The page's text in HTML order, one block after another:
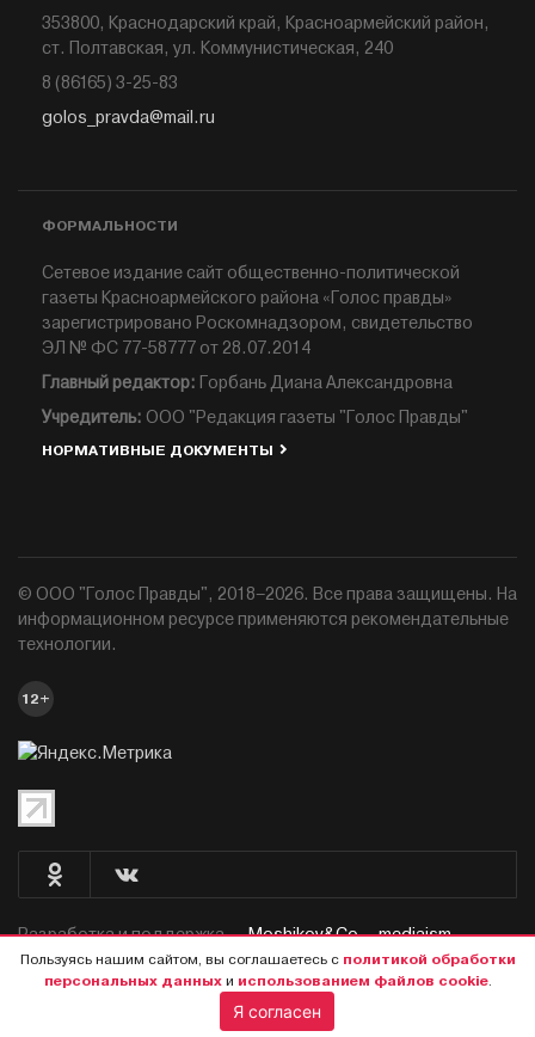
353800, Краснодарский край, Красноармейский район,
ст. Полтавская, ул. Коммунистическая, 240
8 (86165) 3-25-83
golos_pravda@mail.ru
ФОРМАЛЬНОСТИ
Сетевое издание сайт общественно-политической
газеты Красноармейского района «Голос правды»
зарегистрировано Роскомнадзором, свидетельство
ЭЛ № ФС 77-58777 от 28.07.2014
Главный редактор: Горбань Диана Александровна
Учредитель: ООО "Редакция газеты "Голос Правды"
НОРМАТИВНЫЕ ДОКУМЕНТЫ
© ООО "Голос Правды", 2018–2026. Все права защищены. На
информационном ресурсе применяются рекомендательные
технологии.
12+
Разработка и поддержка —Moshikov&Co. - mediaism.
Пользуясь нашим сайтом, вы соглашаетесь с политикой обработки
персональных данныхи использованием файлов cookie.
Я согласен